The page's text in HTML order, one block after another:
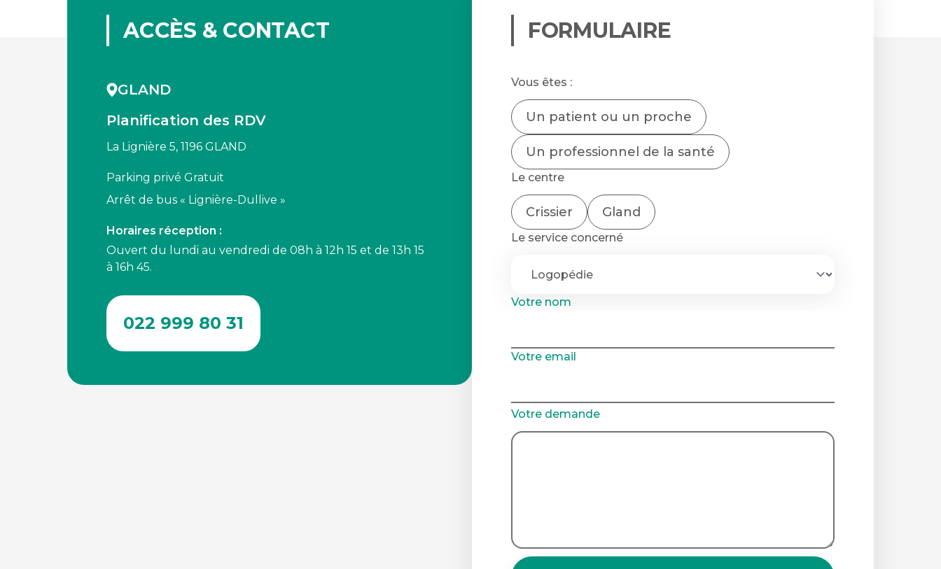
ACCÈS & CONTACT
GLAND
Planification des RDV
La Lignière 5, 1196 GLAND
Parking privé Gratuit
Arrêt de bus « Lignière-Dullive »
Horaires réception :
Ouvert du lundi au vendredi de 08h à 12h 15 et de 13h 15
à 16h 45.
022 999 80 31
FORMULAIRE
Vous êtes :
Un patient ou un proche
Un professionnel de la santé
Le centre
Crissier Gland
Le service concerné
Votre nom
Votre email
Votre demande